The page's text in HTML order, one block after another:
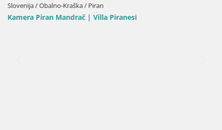
Slovenija / Obalno-Kraška / Piran
Kamera Piran Mandrač | Villa Piranesi